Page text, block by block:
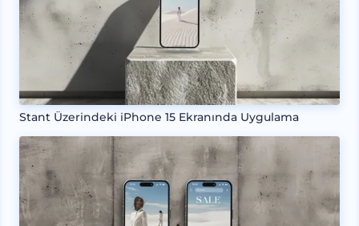
Stant Üzerindeki iPhone 15 Ekranında Uygulama